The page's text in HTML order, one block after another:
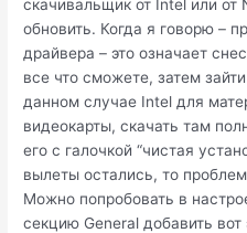
скачивальщик от Intel или от
обновить. Когда я говорю –
драйвера – это означает
все что сможете, затем
данном случае Intel для
видеокарты, скачать там
его с галочкой “чистая
вылеты остались, то
Можно попробовать в
секцию General добавить вот